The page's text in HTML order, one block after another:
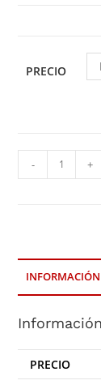
PRECIO
- +
PRECIO